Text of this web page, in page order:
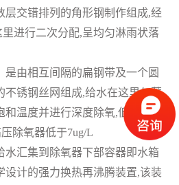
交错排列的角形钢制作组成,经
进行二次分配,呈均匀淋雨状落
由相互间隔的扁钢带及一个圆
不锈钢丝网组成,给水在这里与蓄
和温度并进行深度除氧,低压大气
除氧器低于7ug/L
汇集到除氧器下部容器即水箱
设计的强力换热再沸腾装置,该装